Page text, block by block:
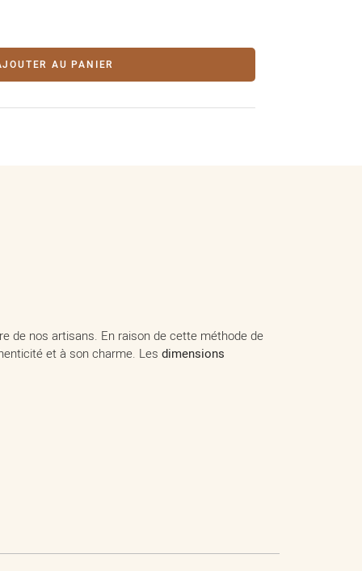
AU PANIER
de nos artisans. En raison de cette méthode de
et à son charme. Les dimensions